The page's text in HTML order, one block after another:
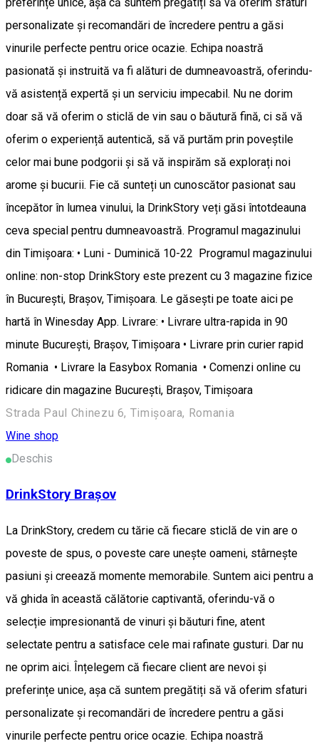
personalizate și recomandări de încredere pentru a găsi
vinurile perfecte pentru orice ocazie. Echipa noastră
pasionată și instruită va fi alături de dumneavoastră, oferindu-
vă asistență expertă și un serviciu impecabil. Nu ne dorim
doar să vă oferim o sticlă de vin sau o băutură fină, ci să vă
oferim o experiență autentică, să vă purtăm prin poveștile
celor mai bune podgorii și să vă inspirăm să explorați noi
arome și bucurii. Fie că sunteți un cunoscător pasionat sau
începător în lumea vinului, la DrinkStory veți găsi întotdeauna
ceva special pentru dumneavoastră. Programul magazinului
din Timișoara: • Luni - Duminică 10-22 Programul magazinului
online: non-stop DrinkStory este prezent cu 3 magazine fizice
în București, Brașov, Timișoara. Le găsești pe toate aici pe
hartă în Winesday App. Livrare: • Livrare ultra-rapida in 90
minute București, Brașov, Timișoara • Livrare prin curier rapid
Romania • Livrare la Easybox Romania • Comenzi online cu
ridicare din magazine București, Brașov, Timișoara
Strada Paul Chinezu 6, Timișoara, Romania
Wine shop
Deschis
DrinkStory Brașov
La DrinkStory, credem cu tărie că fiecare sticlă de vin are o
poveste de spus, o poveste care unește oameni, stârnește
pasiuni și creează momente memorabile. Suntem aici pentru a
vă ghida în această călătorie captivantă, oferindu-vă o
selecție impresionantă de vinuri și băuturi fine, atent
selectate pentru a satisface cele mai rafinate gusturi. Dar nu
ne oprim aici. Înțelegem că fiecare client are nevoi și
preferințe unice, așa că suntem pregătiți să vă oferim sfaturi
personalizate și recomandări de încredere pentru a găsi
vinurile perfecte pentru orice ocazie. Echipa noastră